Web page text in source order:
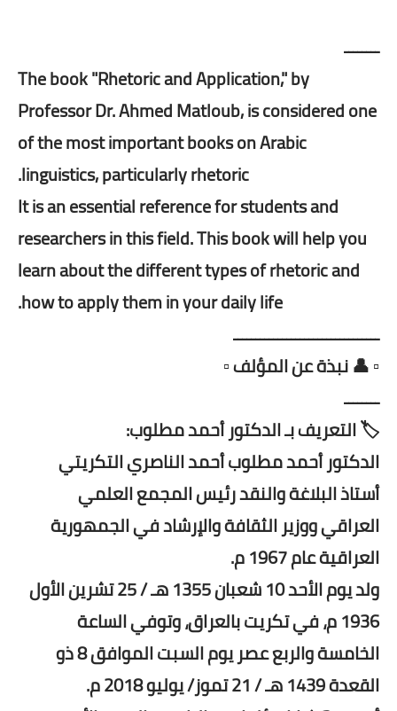
ــــــــ
The book "Rhetoric and Application," by
Professor Dr. Ahmed Matloub, is considered one
of the most important books on Arabic
linguistics, particularly rhetoric.
It is an essential reference for students and
researchers in this field. This book will help you
learn about the different types of rhetoric and
how to apply them in your daily life.
ـــــــــــــــــــــــــــــــــ
▫️ 👤 نبذة عن المؤلف ▫️
ــــــــ
🏷️ التعريف بـ الدكتور أحمد مطلوب:
الدكتور أحمد مطلوب أحمد الناصري التكريتي
أستاذ البلاغة والنقد رئيس المجمع العلمي
العراقي ووزير الثقافة والإرشاد في الجمهورية
العراقية عام 1967 م.
ولد يوم الأحد 10 شعبان 1355 هـ / 25 تشرين الأول
1936 م، في تكريت بالعراق، وتوفي الساعة
الخامسة والربع عصر يوم السبت الموافق 8 ذو
القعدة 1439 هـ / 21 تموز/ يوليو 2018 م.